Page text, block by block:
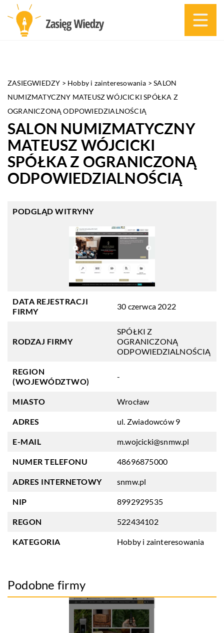
ZASIEGWIEDZY > Hobby i zainteresowania >SALON
NUMIZMATYCZNY MATEUSZ WÓJCICKI SPÓŁKA Z
OGRANICZONĄ ODPOWIEDZIALNOŚCIĄ
SALON NUMIZMATYCZNY
MATEUSZ WÓJCICKI
SPÓŁKA Z OGRANICZONĄ
ODPOWIEDZIALNOŚCIĄ
PODGLĄD WITRYNY
DATA REJESTRACJI
FIRMY
30 czerwca 2022
RODZAJ FIRMY
SPÓŁKI Z
OGRANICZONĄ
ODPOWIEDZIALNOŚCIĄ
REGION
(WOJEWÓDZTWO)
-
MIASTO Wrocław
ADRES ul. Zwiadowców 9
E-MAIL m.wojcicki@snmw.pl
NUMER TELEFONU 48696875000
ADRES INTERNETOWY snmw.pl
NIP 8992929535
REGON 522434102
KATEGORIA Hobby i zainteresowania
Podobne firmy